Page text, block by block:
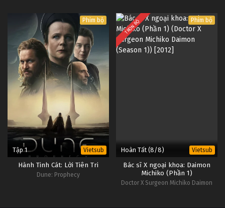
Phim bộ
Tập 1 Vietsub
Hành Tinh Cát: Lời Tiên Tri
Dune: Prophecy
TRỌN BỘ Phim bộ
Hoàn Tất (8/8) Vietsub
Bác sĩ X ngoại khoa: Daimon
Michiko (Phần 1)
Doctor X Surgeon Michiko Daimon